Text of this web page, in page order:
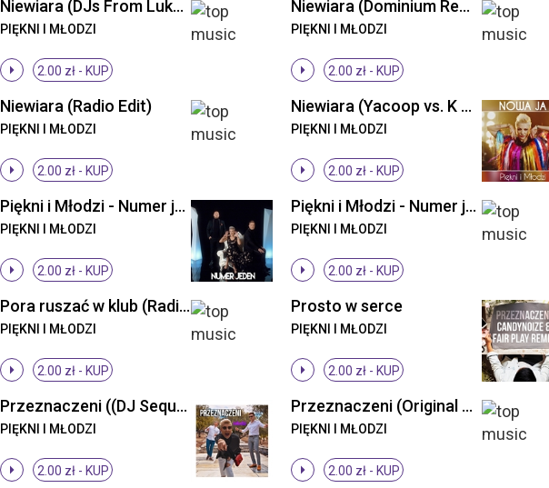
Niewiara (DJs From Lukow Remix)
PIĘKNI I MŁODZI
2.00 zł - KUP
Niewiara (Dominium Remix)
PIĘKNI I MŁODZI
2.00 zł - KUP
Niewiara (Radio Edit)
PIĘKNI I MŁODZI
2.00 zł - KUP
Niewiara (Yacoop vs. K & N Remix)
PIĘKNI I MŁODZI
2.00 zł - KUP
Piękni i Młodzi - Numer jeden (Original Mix)
PIĘKNI I MŁODZI
2.00 zł - KUP
Piękni i Młodzi - Numer jeden (Original Mix)
PIĘKNI I MŁODZI
2.00 zł - KUP
Pora ruszać w klub (Radio Edit)
PIĘKNI I MŁODZI
2.00 zł - KUP
Prosto w serce
PIĘKNI I MŁODZI
2.00 zł - KUP
Przeznaczeni ((DJ Sequence Remix))
PIĘKNI I MŁODZI
2.00 zł - KUP
Przeznaczeni (Original Mix)
PIĘKNI I MŁODZI
2.00 zł - KUP